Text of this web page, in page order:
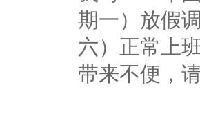
期一）放假
六）正常上
带来不便，